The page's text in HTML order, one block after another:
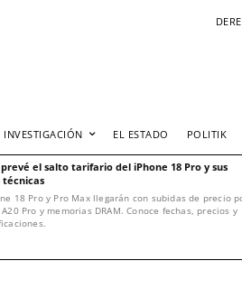
INVESTIGACIÓN EL ESTADO POLITIK
el salto tarifario del iPhone 18 Pro y sus
técnicas
18 Pro y Pro Max llegarán con subidas de precio
Pro y memorias DRAM. Conoce fechas, precios y